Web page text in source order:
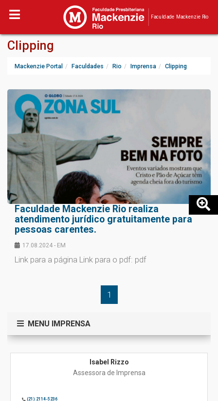
Faculdade Mackenzie Rio
Clipping
Mackenzie Portal Faculdades Rio Imprensa Clipping
Faculdade Mackenzie Rio realiza
atendimento jurídico gratuitamente para
pessoas carentes.
17.08.2024 - EM
Link para a página Link para o pdf: pdf
1
MENU IMPRENSA
Isabel Rizzo
Assessora de Imprensa
(21) 2114-5236